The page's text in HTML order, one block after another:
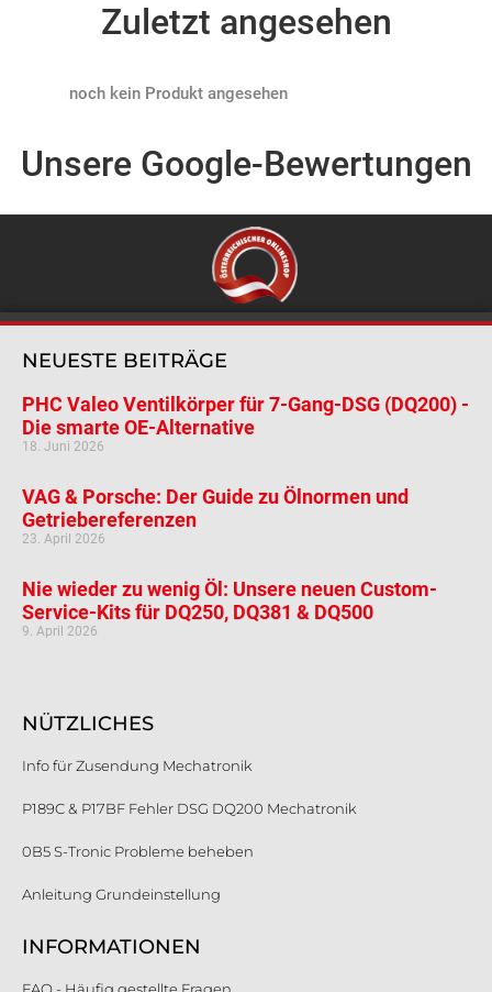
Zuletzt angesehen
Products not found
Unsere Google-Bewertungen
NEUESTE BEITRÄGE
PHC Valeo Ventilkörper für 7-Gang-DSG (DQ200) -
Die smarte OE-Alternative
18. Juni 2026
VAG & Porsche: Der Guide zu Ölnormen und
Getriebereferenzen
23. April 2026
Nie wieder zu wenig Öl: Unsere neuen Custom-
Service-Kits für DQ250, DQ381 & DQ500
9. April 2026
NÜTZLICHES
Info für Zusendung Mechatronik
P189C & P17BF Fehler DSG DQ200 Mechatronik
0B5 S-Tronic Probleme beheben
Anleitung Grundeinstellung
INFORMATIONEN